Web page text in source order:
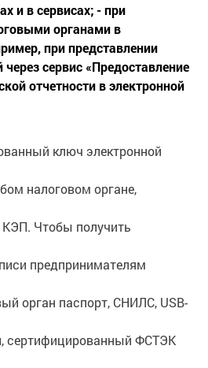
и в сервисах; - при
органами в
при представлении
сервис «Предоставление
отчетности в электронной
ключ электронной
налоговом органе,
Чтобы получить
предпринимателям
орган паспорт, СНИЛС, USB-
сертифицированный ФСТЭК